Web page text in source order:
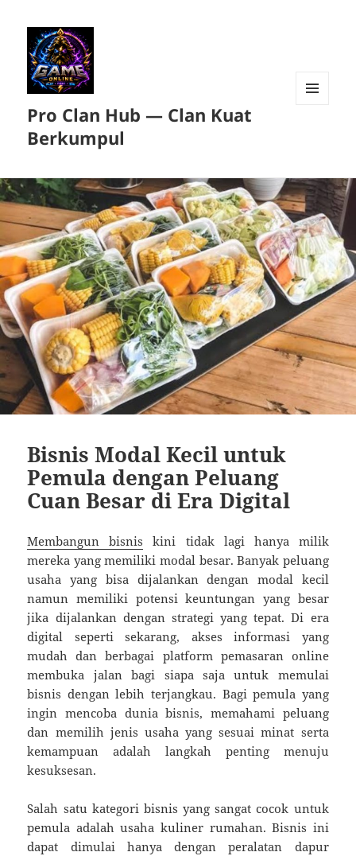
Pro Clan Hub — Clan Kuat
Berkumpul
Bisnis Modal Kecil untuk
Pemula dengan Peluang
Cuan Besar di Era Digital
Membangun bisnis kini tidak lagi hanya milik
mereka yang memiliki modal besar. Banyak peluang
usaha yang bisa dijalankan dengan modal kecil
namun memiliki potensi keuntungan yang besar
jika dijalankan dengan strategi yang tepat. Di era
digital seperti sekarang, akses informasi yang
mudah dan berbagai platform pemasaran online
membuka jalan bagi siapa saja untuk memulai
bisnis dengan lebih terjangkau. Bagi pemula yang
ingin mencoba dunia bisnis, memahami peluang
dan memilih jenis usaha yang sesuai minat serta
kemampuan adalah langkah penting menuju
kesuksesan.
Salah satu kategori bisnis yang sangat cocok untuk
pemula adalah usaha kuliner rumahan. Bisnis ini
dapat dimulai hanya dengan peralatan dapur